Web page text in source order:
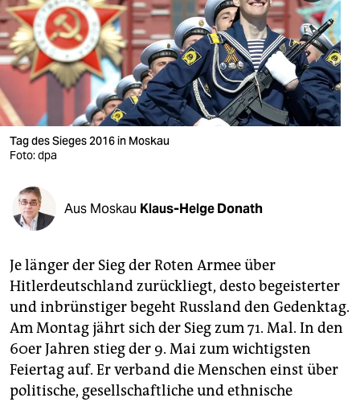
berlin
nord
wahrheit
verlag
verlag
veranstaltungen
shop
unterstützen
abo
genossenschaft
epaper login
Tag des Sieges 2016 in Moskau
Foto: dpa
Aus Moskau Klaus-Helge Donath
Je länger der Sieg der Roten Armee über
Hitlerdeutschland zurückliegt, desto begeisterter
und inbrünstiger begeht Russland den Gedenktag.
Am Montag jährt sich der Sieg zum 71. Mal. In den
60er Jahren stieg der 9. Mai zum wichtigsten
Feiertag auf. Er verband die Menschen einst über
politische, gesellschaftliche und ethnische